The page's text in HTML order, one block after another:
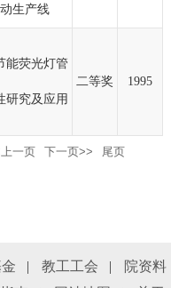
生产线
能荧光灯管
研究及应用
二等奖 1995
一页 下一页>>
尾页
| 教工工会 |
院资料